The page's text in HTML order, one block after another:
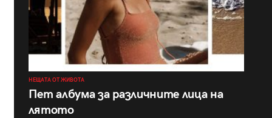
НЕЩАТА ОТ ЖИВОТА
Пет албума за различните лица на
лятото